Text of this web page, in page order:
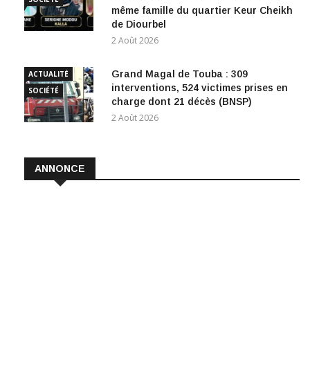
même famille du quartier Keur Cheikh
de Diourbel
2 Août 2026
ACTUALITÉ
SOCIÉTÉ
Grand Magal de Touba : 309
interventions, 524 victimes prises en
charge dont 21 décès (BNSP)
2 Août 2026
ANNONCE